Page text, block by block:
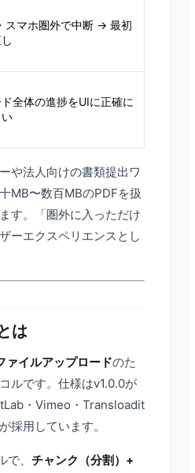
スマホ圏外で中断 → 最初
全体の進捗をUIに正確に
や法人向けの書類提出ワ
MB〜数百MBのPDFを扱
す。「圏外に入っただけ
ーエクスペリエンスとし
は
ァイルアップロードのた
ルです。仕様はv1.0.0が
・Vimeo・Transloadit
採用しています。
、 チャンク（分割）+